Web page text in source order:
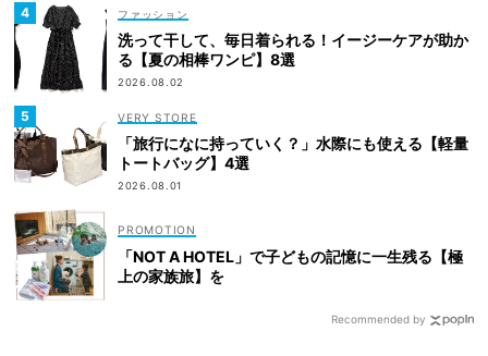
ファッション
洗って干して、毎日着られる！イージーケアが助か
る【夏の相棒ワンピ】8選
2026.08.02
VERY STORE
「旅行になに持っていく？」水際にも使える【軽量
トートバッグ】4選
2026.08.01
「NOT A HOTEL」で子どもの記憶に一生残る【極
上の家族旅】を
Recommended by